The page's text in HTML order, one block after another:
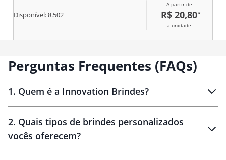
acesso às anotações, que
ganham vida em 80 páginas
brancas pautadas, prontas para
celular embutido na capa,
perfeito para acompanhar
reuniões.
Disponível:8.502
A partir de
R$ 20,80*
a unidade
Perguntas Frequentes (FAQs)
1. Quem é a Innovation Brindes?
Brindes personalizados
2. Quais tipos de brindes personalizados
vocês oferecem?